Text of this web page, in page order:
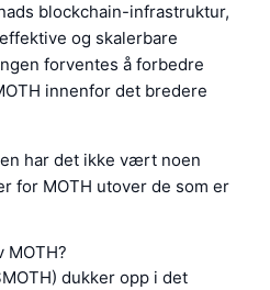
blockchain-infrastruktur,
og skalerbare
forventes å forbedre
innenfor det bredere
har det ikke vært noen
for MOTH utover de som er
MOTH?
dukker opp i det